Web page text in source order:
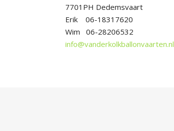
7701PH Dedemsvaart
Erik 06-18317620
Wim 06-28206532
info@vanderkolkballonvaarten.nl